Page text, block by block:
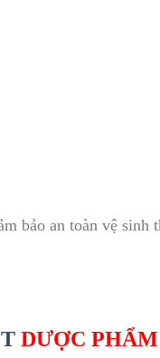
bảo an toàn vệ sinh
DƯỢC PHẨM